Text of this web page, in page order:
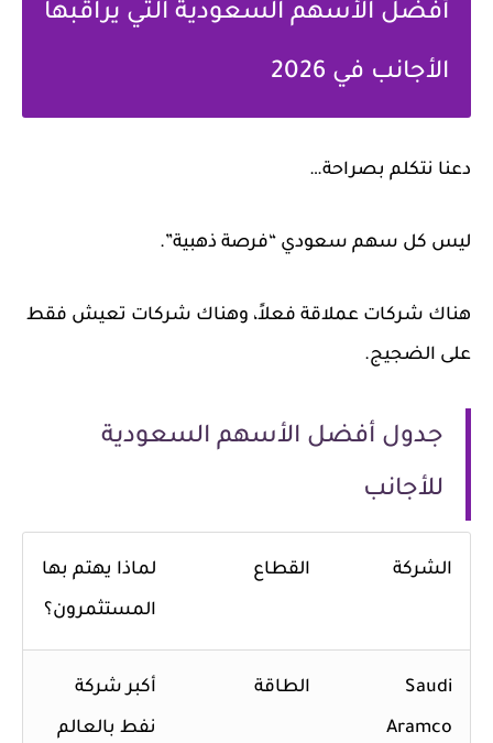
أفضل الأسهم السعودية التي يراقبها
الأجانب في 2026
دعنا نتكلم بصراحة…
ليس كل سهم سعودي “فرصة ذهبية”.
هناك شركات عملاقة فعلاً، وهناك شركات تعيش فقط
على الضجيج.
جدول أفضل الأسهم السعودية
للأجانب
الشركة القطاع لماذا يهتم بها
المستثمرون؟
Saudi
Aramco
الطاقة أكبر شركة
نفط بالعالم